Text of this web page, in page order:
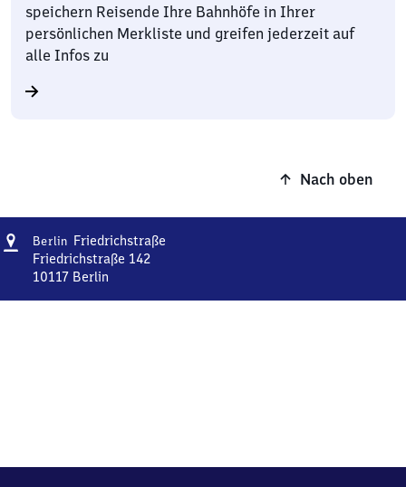
speichern Reisende Ihre Bahnhöfe in Ihrer
persönlichen Merkliste und greifen jederzeit auf
alle Infos zu
Nach oben
Adresse
Berlin FriedrichstraßeBerlin
Friedrichstraße 142
10117 Berlin